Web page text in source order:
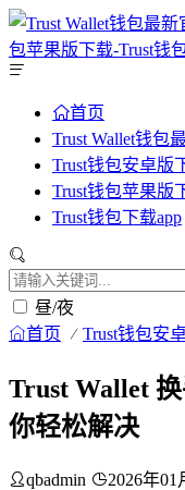
首页
Trust Wallet钱包
Trust钱包安卓版
Trust钱包苹果版
Trust钱包下载app
昼/夜
首页 Trust钱包安
Trust Wallet
你轻松解决
qbadmin 2026年01